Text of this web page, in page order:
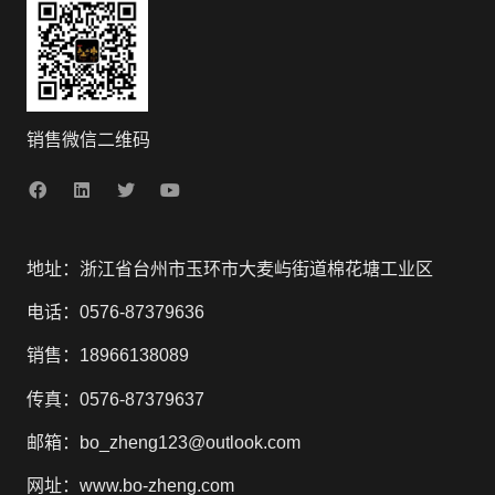
销售微信二维码
地址：浙江省台州市玉环市大麦屿街道棉花塘工业区
电话：0576-87379636
销售：18966138089
传真：0576-87379637
邮箱：bo_zheng123@outlook.com
网址：www.bo-zheng.com